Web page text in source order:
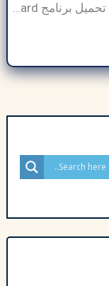
جدول معلومات AdGuard: اسم البرنامج تحميل برنامج AdGuard حجم البرنامج ~40–100 ميجابايت (يختلف حسب المنصة) مطور برمجيات AdGuard Software Ltd فئة البرنامج مانع الإعلانات نوع الملف .exe (ويندوز)، .apk (أندرويد)، .dmg (ماك أو إس) متوافق مع Windows، macOS، Android، iOS، ملحقات المتصفح لغة متعدد اللغات (يدعم أكثر من 30 لغة) الناشر ArabSeedTech إجمالي التنزيلات أكثر […]